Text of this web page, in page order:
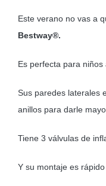
Este verano no vas a
Bestway®.
Es perfecta para niños
Sus paredes laterales
anillos para darle
Tiene 3 válvulas de
Y su montaje es rápido